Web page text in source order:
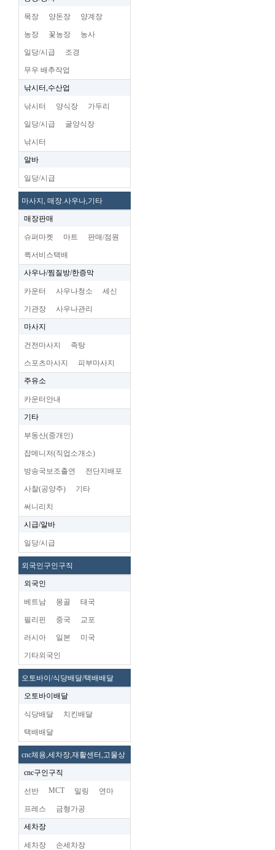
목장 양돈장 양계장
농장 꽃농장 농사
일당/시급 조경
무우 배추작업
낚시터,수산업
낚시터 양식장 가두리
일당/시급 굴양식장
낚시터
알바
일당/시급
마사지, 매장.사우나,기타
매장판매
슈퍼마켓 마트 판매/점원
퀵서비스택배
사우나/찜질방/한증막
카운터 사우나청소 세신
기관장 사우나관리
마사지
건전마사지 족탕
스포츠마사지 피부마사지
주유소
카운터안내
기타
부동산(중개인)
잡메니저(직업소개소)
방송국보조출연 전단지배포
사찰(공양주) 기타
써니리치
시급/알바
일당/시급
외국인구인구직
외국인
베트남 몽골 태국
필리핀 중국 교포
러시아 일본 미국
기타외국인
오토바이/식당배달/택배배달
오토바이배달
식당배달 치킨배달
택배배달
cnc체용,세차장,재활센터,고물상
cnc구인구직
선반 MCT 밀링 연마
프레스 금형가공
세차장
세차장 손세차장